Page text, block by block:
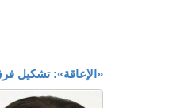
«الإعاقة»: تشكيل